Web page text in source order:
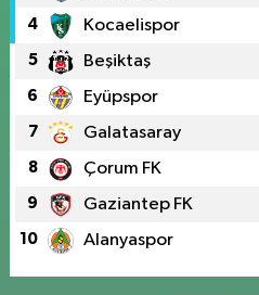
4 Kocaelispor
5 Beşiktaş
6 Eyüpspor
7 Galatasaray
8 Çorum FK
9 Gaziantep FK
10 Alanyaspor